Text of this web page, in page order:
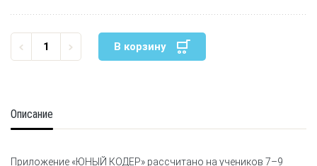
В корзину
Описание
Приложение «ЮНЫЙ КОДЕР» рассчитано на учеников 7–9